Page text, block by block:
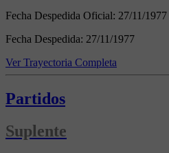
Fecha Despedida Oficial: 27/11/1977
Fecha Despedida: 27/11/1977
Ver Trayectoria Completa
Partidos
Suplente